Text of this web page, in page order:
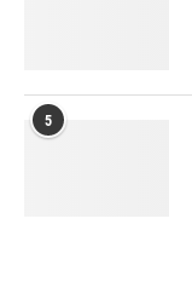
5